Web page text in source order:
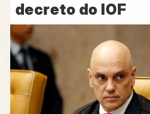
decreto do IOF